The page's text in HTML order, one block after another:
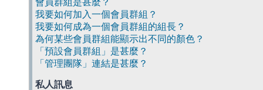
會員群組是甚麼？
我要如何加入一個會員群組？
我要如何成為一個會員群組的組長？
為何某些會員群組能顯示出不同的顏色？
「預設會員群組」是甚麼？
「管理團隊」連結是甚麼？
私人訊息